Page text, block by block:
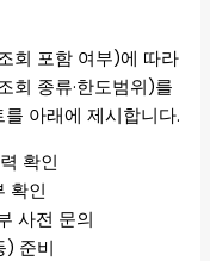
회 포함 여부)에 따라
회 종류·한도범위)를
아래에 제시합니다.
확인
확인
사전 문의
) 준비